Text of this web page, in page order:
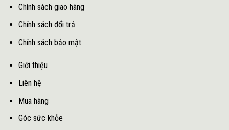
Chính sách giao hàng
Chính sách đổi trả
Chính sách bảo mật
Giới thiệu
Liên hệ
Mua hàng
Góc sức khỏe